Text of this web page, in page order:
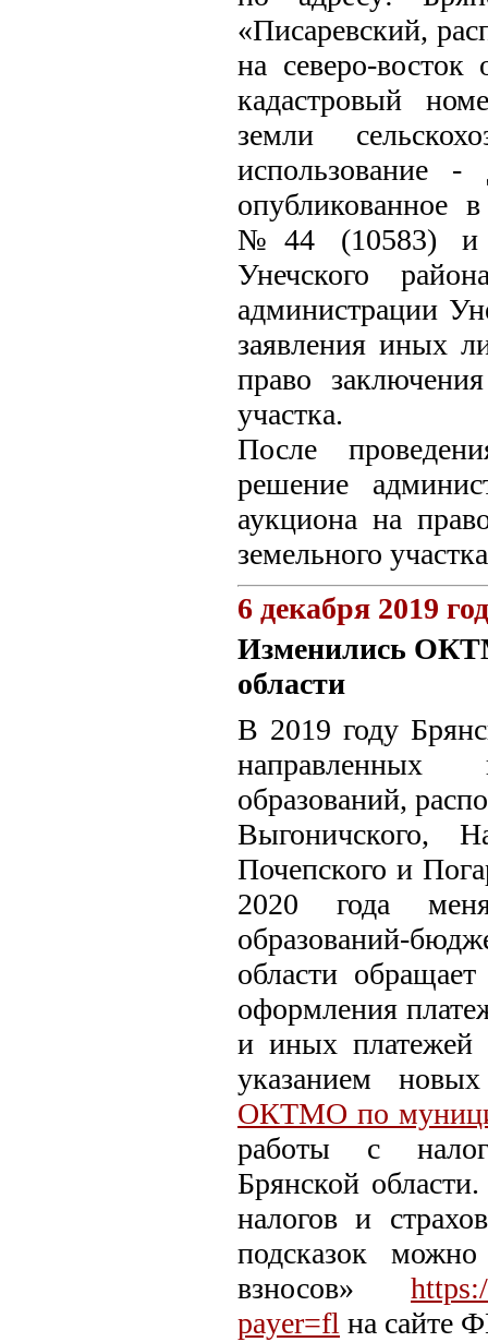
«Писаревский,
на северо-
кадастровый
земли
использование -
опубликованное
№44 (10583) и
Унечского
администрации
заявления иных
право
участка.
После
решение
аукциона на
земельного
6 декабря 2019
Изменились
области
В 2019 году
направленных
образований,
Выгоничского,
Почепского и
2020 года
образований-
области
оформления
и иных
указанием
ОКТМО по
работы с
Брянской
налогов и
подсказок
взносов»
payer=fl на сайте